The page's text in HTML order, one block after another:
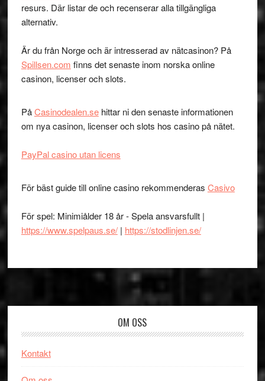
resurs. Där listar de och recenserar alla tillgängliga
alternativ.
Är du från Norge och är intresserad av nätcasinon? På
Spillsen.com finns det senaste inom norska online
casinon, licenser och slots.
PåCasinodealen.sehittar ni den senaste informationen
om nya casinon, licenser och slots hos casino på nätet.
PayPal casino utan licens
För bäst guide till online casino rekommenderas Casivo
För spel: Minimiålder 18 år - Spela ansvarsfullt |
https://www.spelpaus.se/| https://stodlinjen.se/
OM OSS
Kontakt